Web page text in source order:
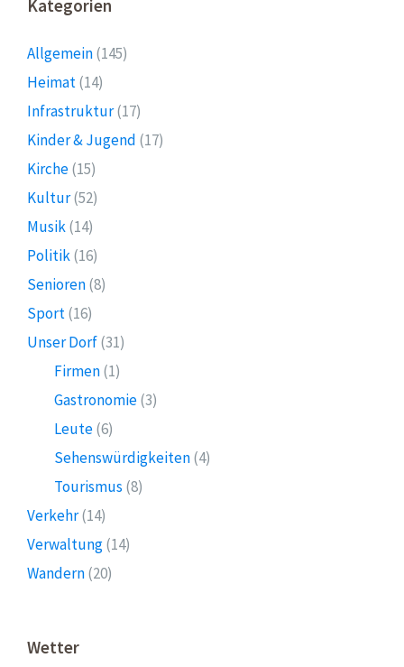
Kategorien
Allgemein(145)
Heimat(14)
Infrastruktur(17)
Kinder & Jugend (17)
Kirche(15)
Kultur(52)
Musik(14)
Politik(16)
Senioren(8)
Sport(16)
Unser Dorf(31)
Firmen(1)
Gastronomie(3)
Leute(6)
Sehenswürdigkeiten(4)
Tourismus (8)
Verkehr(14)
Verwaltung(14)
Wandern(20)
Wetter